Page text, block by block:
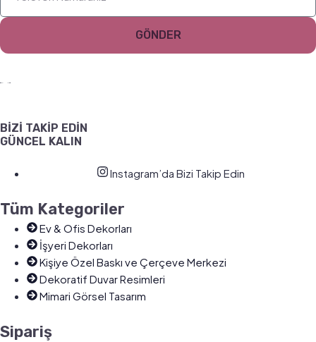
GÖNDER
BİZİ TAKİP EDİN
GÜNCEL KALIN
Instagram’da Bizi Takip Edin
Tüm Kategoriler
Ev & Ofis Dekorları
İşyeri Dekorları
Kişiye Özel Baskı ve Çerçeve Merkezi
Dekoratif Duvar Resimleri
Mimari Görsel Tasarım
Sipariş